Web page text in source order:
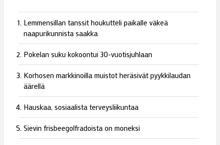
Lemmensillan tanssit houkutteli paikalle väkeä
naapurikunnista saakka
Pokelan suku kokoontui 30-vuotisjuhlaan
Korhosen markkinoilla muistot heräsivät pyykkilaudan
äärellä
Hauskaa, sosiaalista terveysliikuntaa
Sievin frisbeegolfradoista on moneksi